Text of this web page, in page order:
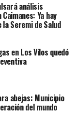
análisis
Ya hay
Seremi de Salud
en Los Vilos quedó
abejas: Municipio
del mundo